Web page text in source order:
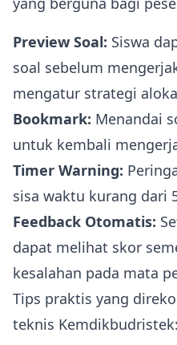
Preview Soal: Siswa
soal sebelum
mengatur strategi
Bookmark: Menandai
untuk kembali
Timer Warning:
sisa waktu kurang dari
Feedback Otomatis:
dapat melihat skor
kesalahan pada mata
Tips praktis yang
teknis Kemdikbudristek: